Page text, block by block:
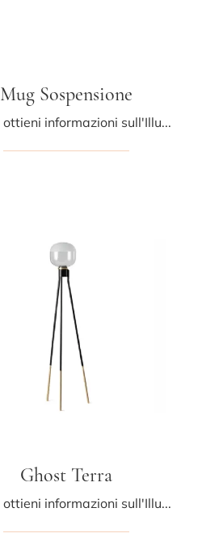
Mug Sospensione
Clicca e ottieni informazioni sull'Illuminazione a sospensione design di Midj: il modello Mug Sospensione in vetro ti attende!
Ghost Terra
Clicca e ottieni informazioni sull'Illuminazione da terra design di Midj: il modello Ghost Terra in metallo ti sta aspettando!